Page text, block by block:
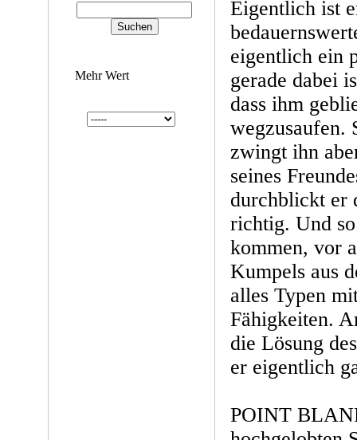
Mehr Wert
Eigentlich ist
eigentlich ein
gerade dabei
dass ihm
wegzusaufen.
zwingt ihn
seines
durchblickt er
richtig. Und
kommen, vor
Kumpels aus
alles Typen
Fähigkeiten.
die Lösung
er eigentlich
POINT